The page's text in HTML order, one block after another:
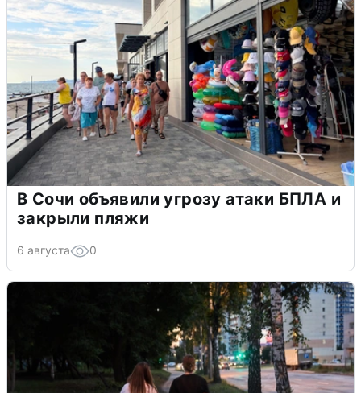
В Сочи объявили угрозу атаки БПЛА и
закрыли пляжи
6 августа 0